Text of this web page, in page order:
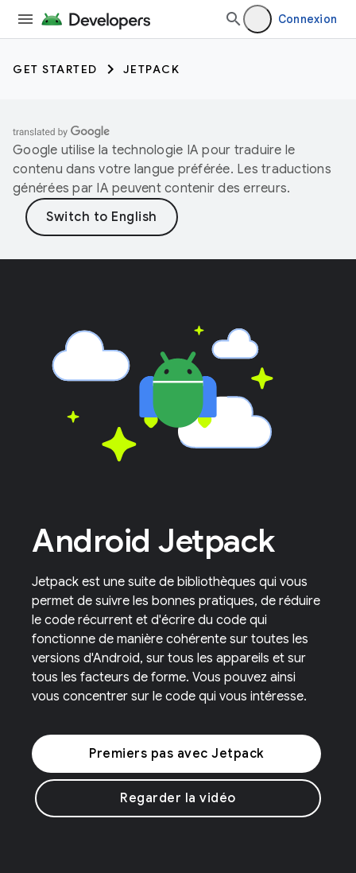
Connexion
GET STARTED JETPACK
Google utilise la technologie IA pour traduire le
contenu dans votre langue préférée. Les traductions
générées par IA peuvent contenir des erreurs.
Android Jetpack
Jetpack est une suite de bibliothèques qui vous
permet de suivre les bonnes pratiques, de réduire
le code récurrent et d'écrire du code qui
fonctionne de manière cohérente sur toutes les
versions d'Android, sur tous les appareils et sur
tous les facteurs de forme. Vous pouvez ainsi
vous concentrer sur le code qui vous intéresse.
Premiers pas avec Jetpack
Regarder la vidéo